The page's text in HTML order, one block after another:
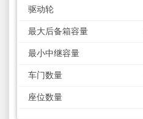
驱动轮
最大后备箱容量
最小中继容量
车门数量
座位数量